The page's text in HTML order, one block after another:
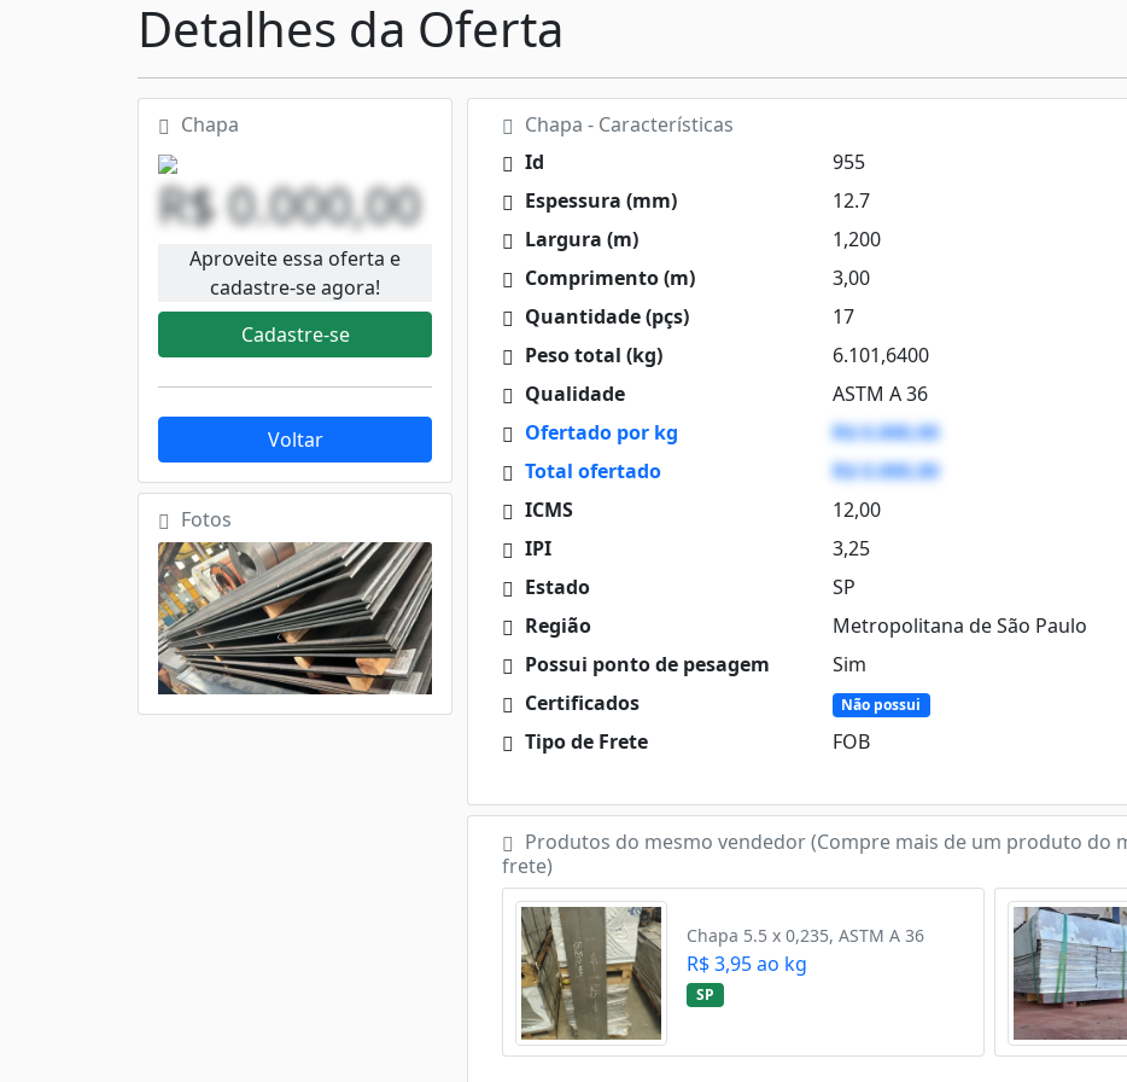
Detalhes da Oferta
Chapa
R$ 0.000,00
Aproveite essa oferta e
cadastre-se agora!
Cadastre-se
Voltar
Fotos
Chapa - Características
Id
955
Espessura (mm)
12.7
Largura (m)
1,200
Comprimento (m)
3,00
Quantidade (pçs)
17
Peso total (kg)
6.101,6400
Qualidade
ASTM A 36
Ofertado por kg
R$ 0.000,00
Total ofertado
R$ 0.000,00
ICMS
12,00
IPI
3,25
Estado
SP
Região
Metropolitana de São Paulo
Possui ponto de pesagem
Sim
Certificados
Não possui
Tipo de Frete FOB
Produtos do mesmo vendedor (Compre mais de um produto do
frete)
Chapa 5.5 x 0,235, ASTM A 36
R$ 3,95 ao kg
SP